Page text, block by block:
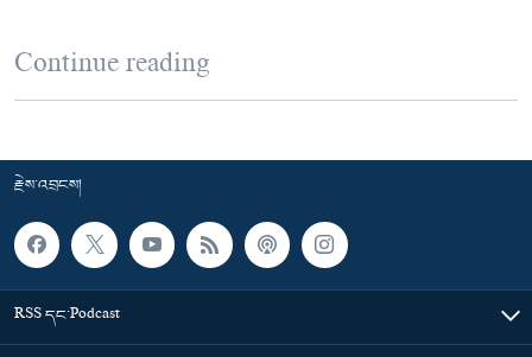
Continue reading
རྗེས་འབྲངས།
RSS དང་Podcast